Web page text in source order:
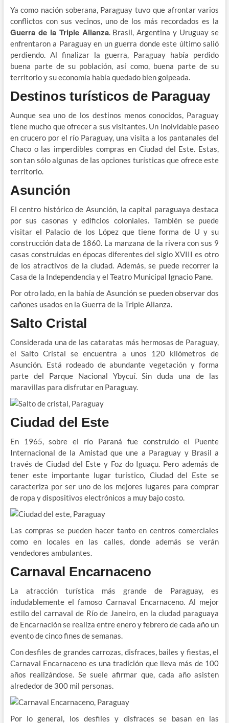
Ya como nación soberana, Paraguay tuvo que afrontar varios
conflictos con sus vecinos, uno de los más recordados es la
Guerra de la Triple Alianza. Brasil, Argentina y Uruguay se
enfrentaron a Paraguay en un guerra donde este último salió
perdiendo. Al finalizar la guerra, Paraguay había perdido
buena parte de su población, así como, buena parte de su
territorio y su economía había quedado bien golpeada.
Destinos turísticos de Paraguay
Aunque sea uno de los destinos menos conocidos, Paraguay
tiene mucho que ofrecer a sus visitantes. Un inolvidable paseo
en crucero por el río Paraguay, una visita a los pantanales del
Chaco o las imperdibles compras en Ciudad del Este. Estas,
son tan sólo algunas de las opciones turísticas que ofrece este
territorio.
Asunción
El centro histórico de Asunción, la capital paraguaya destaca
por sus casonas y edificios coloniales. También se puede
visitar el Palacio de los López que tiene forma de U y su
construcción data de 1860. La manzana de la rivera con sus 9
casas construidas en épocas diferentes del siglo XVIII es otro
de los atractivos de la ciudad. Además, se puede recorrer la
Casa de la Independencia y el Teatro Municipal Ignacio Pane.
Por otro lado, en la bahía de Asunción se pueden observar dos
cañones usados en la Guerra de la Triple Alianza.
Salto Cristal
Considerada una de las cataratas más hermosas de Paraguay,
el Salto Cristal se encuentra a unos 120 kilómetros de
Asunción. Está rodeado de abundante vegetación y forma
parte del Parque Nacional Ybycuí. Sin duda una de las
maravillas para disfrutar en Paraguay.
Ciudad del Este
En 1965, sobre el río Paraná fue construido el Puente
Internacional de la Amistad que une a Paraguay y Brasil a
través de Ciudad del Este y Foz do Iguaçu. Pero además de
tener este importante lugar turístico, Ciudad del Este se
caracteriza por ser uno de los mejores lugares para comprar
de ropa y dispositivos electrónicos a muy bajo costo.
Las compras se pueden hacer tanto en centros comerciales
como en locales en las calles, donde además se verán
vendedores ambulantes.
Carnaval Encarnaceno
La atracción turística más grande de Paraguay, es
indudablemente el famoso Carnaval Encarnaceno. Al mejor
estilo del carnaval de Río de Janeiro, en la ciudad paraguaya
de Encarnación se realiza entre enero y febrero de cada año un
evento de cinco fines de semanas.
Con desfiles de grandes carrozas, disfraces, bailes y fiestas, el
Carnaval Encarnaceno es una tradición que lleva más de 100
años realizándose. Se suele afirmar que, cada año asisten
alrededor de 300 mil personas.
Por lo general, los desfiles y disfraces se basan en las